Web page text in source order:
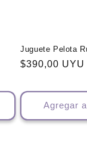
Juguete Pelota
Precio
$390,00 UYU
Agregar